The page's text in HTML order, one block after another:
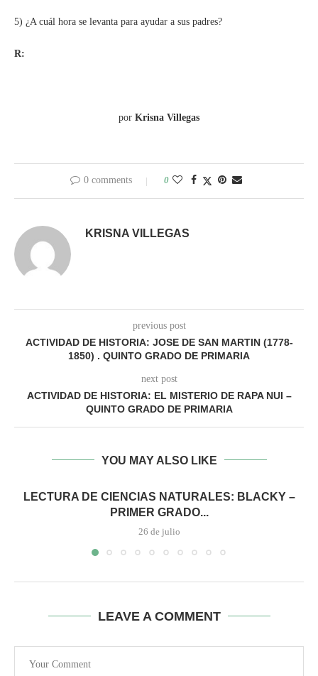
5) ¿A cuál hora se levanta para ayudar a sus padres?
R:
por Krisna Villegas
0 comments 0
KRISNA VILLEGAS
previous post
ACTIVIDAD DE HISTORIA: JOSE DE SAN MARTIN (1778-
1850) . QUINTO GRADO DE PRIMARIA
next post
ACTIVIDAD DE HISTORIA: EL MISTERIO DE RAPA NUI –
QUINTO GRADO DE PRIMARIA
YOU MAY ALSO LIKE
LECTURA DE CIENCIAS NATURALES: BLACKY –
PRIMER GRADO...
26 de julio
LEAVE A COMMENT